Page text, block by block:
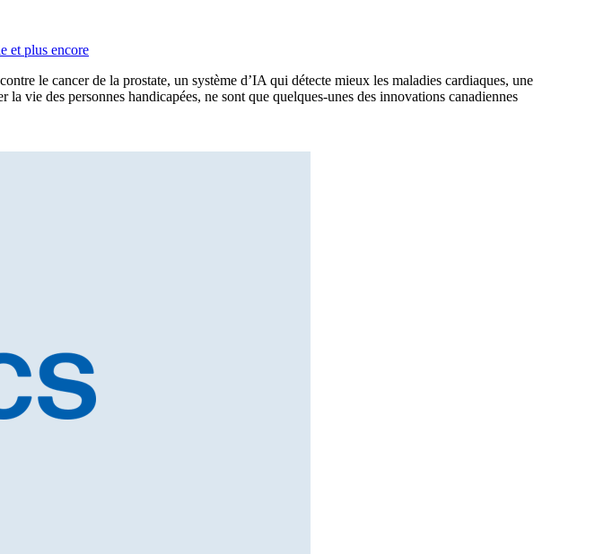
et plus encore
le cancer de la prostate, un système d’IA qui détecte mieux les maladies cardiaques, une
vie des personnes handicapées, ne sont que quelques-unes des innovations canadiennes